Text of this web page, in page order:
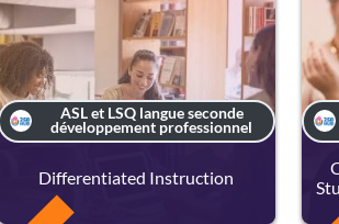
ASL et LSQ langue seconde
développement professionnel
Differentiated Instruction